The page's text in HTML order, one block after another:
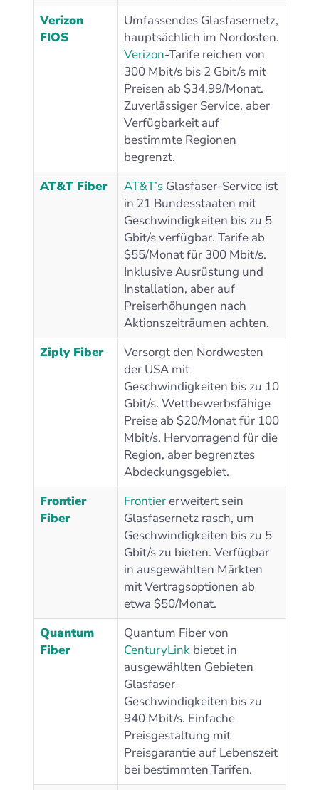
Verizon
FIOS
Umfassendes Glasfasernetz,
hauptsächlich im Nordosten.
Verizon-Tarife reichen von
300 Mbit/s bis 2 Gbit/s mit
Preisen ab $34,99/Monat.
Zuverlässiger Service, aber
Verfügbarkeit auf
bestimmte Regionen
begrenzt.
AT&T Fiber
AT&T’sGlasfaser-Service ist
in 21 Bundesstaaten mit
Geschwindigkeiten bis zu 5
Gbit/s verfügbar. Tarife ab
$55/Monat für 300 Mbit/s.
Inklusive Ausrüstung und
Installation, aber auf
Preiserhöhungen nach
Aktionszeiträumen achten.
Ziply Fiber
Versorgt den Nordwesten
der USA mit
Geschwindigkeiten bis zu 10
Gbit/s. Wettbewerbsfähige
Preise ab $20/Monat für 100
Mbit/s. Hervorragend für die
Region, aber begrenztes
Abdeckungsgebiet.
Frontier
Fiber
Frontiererweitert sein
Glasfasernetz rasch, um
Geschwindigkeiten bis zu 5
Gbit/s zu bieten. Verfügbar
in ausgewählten Märkten
mit Vertragsoptionen ab
etwa $50/Monat.
Quantum
Fiber
Quantum Fiber von
CenturyLinkbietet in
ausgewählten Gebieten
Glasfaser-
Geschwindigkeiten bis zu
940 Mbit/s. Einfache
Preisgestaltung mit
Preisgarantie auf Lebenszeit
bei bestimmten Tarifen.